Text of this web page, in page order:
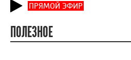
ПРЯМОЙ ЭФИР
ПОЛЕЗНОЕ